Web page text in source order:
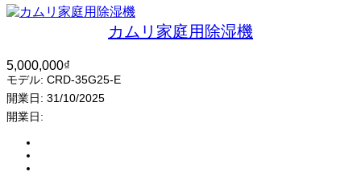
カムリ家庭用除湿機
5,000,000₫
モデル: CRD-35G25-E
開業日: 31/10/2025
開業日: